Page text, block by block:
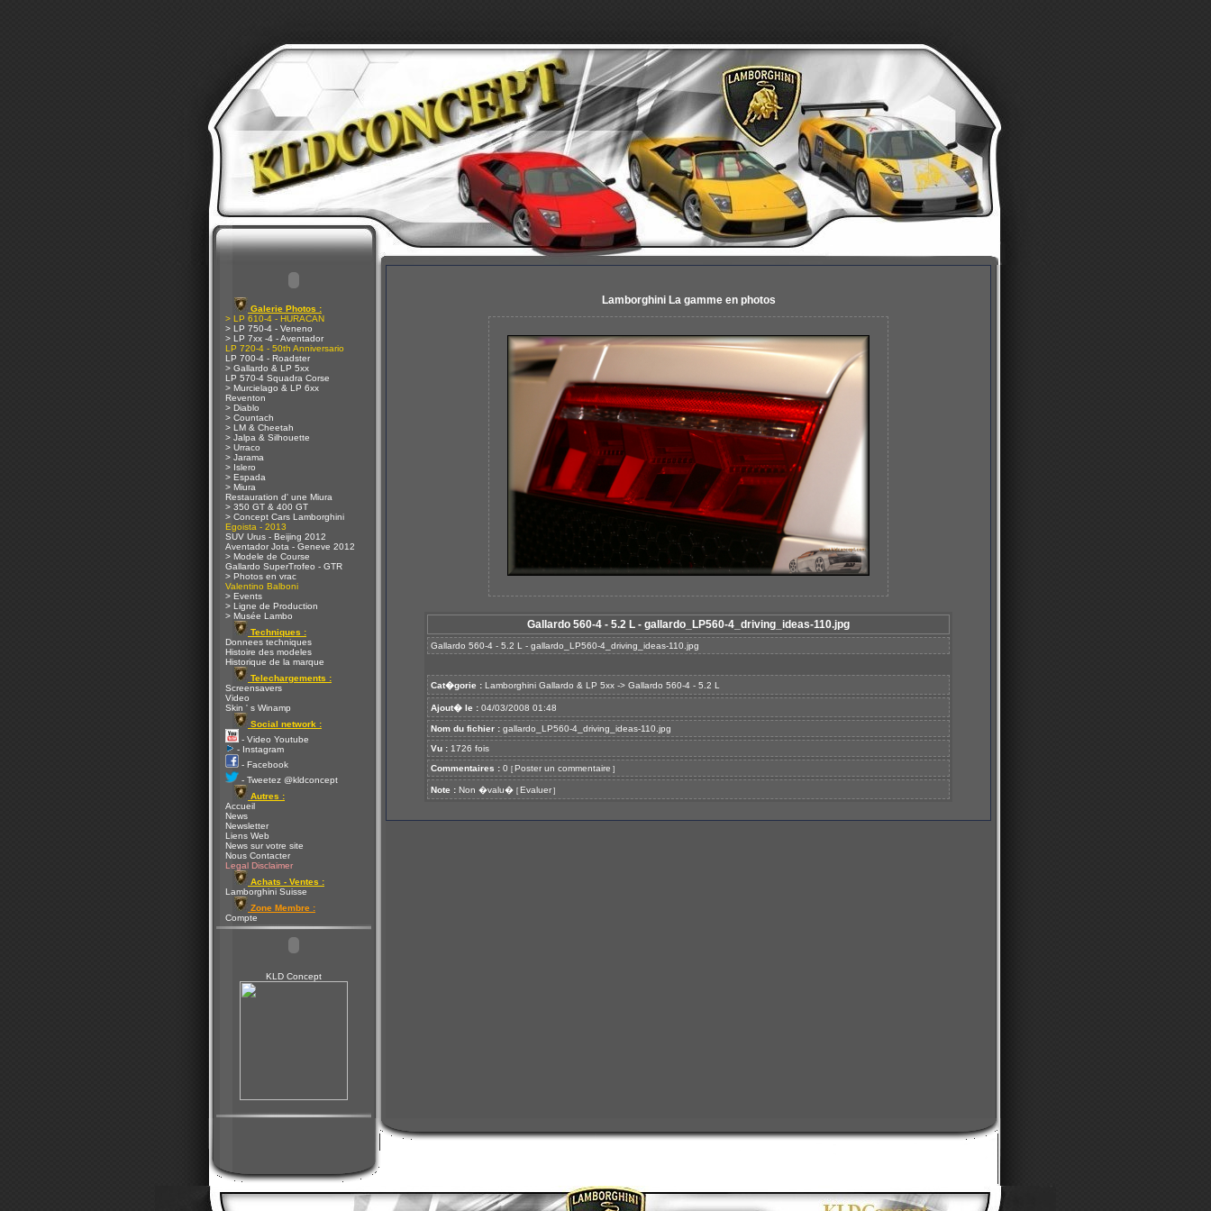
Galerie Photos :
> LP 610-4 - HURACAN
> LP 750-4 - Veneno
> LP 7xx -4 - Aventador
LP 720-4 - 50th Anniversario
LP 700-4 - Roadster
> Gallardo & LP 5xx
LP 570-4 Squadra Corse
> Murcielago & LP 6xx
Reventon
> Diablo
> Countach
> LM & Cheetah
> Jalpa & Silhouette
> Urraco
> Jarama
> Islero
> Espada
> Miura
Restauration d' une Miura
> 350 GT & 400 GT
> Concept Cars Lamborghini
Egoista - 2013
SUV Urus - Beijing 2012
Aventador Jota - Geneve 2012
> Modele de Course
Gallardo SuperTrofeo - GTR
> Photos en vrac
Valentino Balboni
> Events
> Ligne de Production
> Musée Lambo
Techniques :
Donnees techniques
Histoire des modeles
Historique de la marque
Telechargements :
Screensavers
Video
Skin ' s Winamp
Social network :
- Video Youtube
- Instagram
- Facebook
- Tweetez @kldconcept
Autres :
Accueil
News
Newsletter
Liens Web
News sur votre site
Nous Contacter
Legal Disclaimer
Achats - Ventes :
Lamborghini Suisse
Zone Membre :
Compte
KLD Concept
Lamborghini La gamme en photos
Gallardo 560-4 - 5.2 L - gallardo_LP560-4_driving_ideas-110.jpg
Gallardo 560-4 - 5.2 L - gallardo_LP560-4_driving_ideas-110.jpg
Cat�gorie : Lamborghini Gallardo & LP 5xx -> Gallardo 560-4 - 5.2 L
Ajout� le : 04/03/2008 01:48
Nom du fichier : gallardo_LP560-4_driving_ideas-110.jpg
Vu : 1726 fois
Commentaires : 0 [ Poster un commentaire ]
Note : Non �valu� [ Evaluer ]